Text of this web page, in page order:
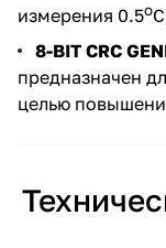
измерения 0.5о
8-BIT CRC
предназначен
целью